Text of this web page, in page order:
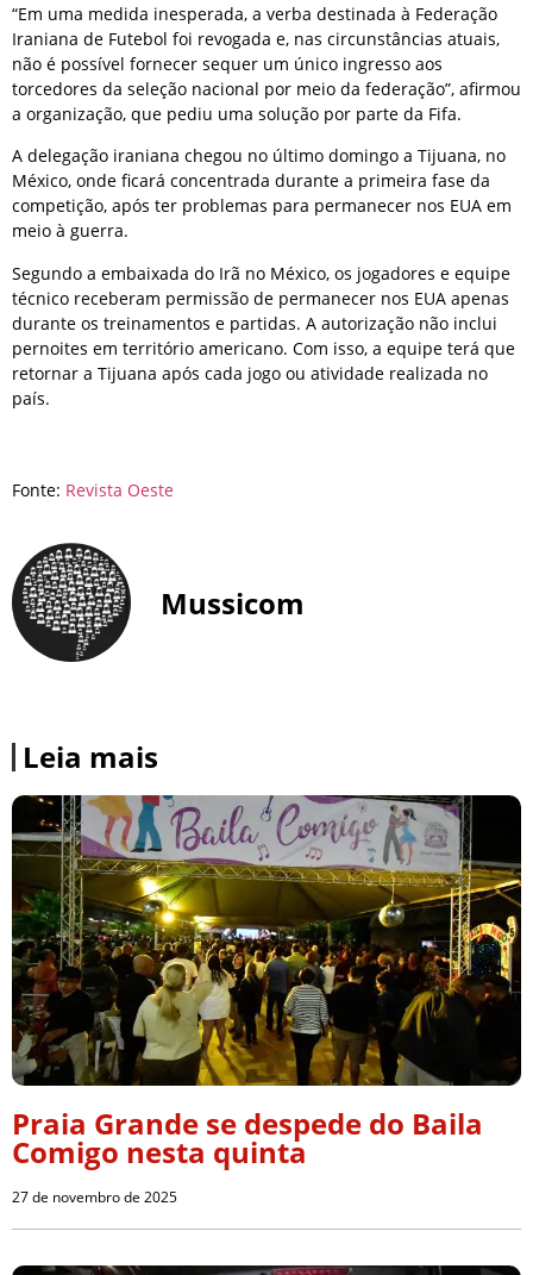
“Em uma medida inesperada, a verba destinada à Federação
Iraniana de Futebol foi revogada e, nas circunstâncias atuais,
não é possível fornecer sequer um único ingresso aos
torcedores da seleção nacional por meio da federação”, afirmou
a organização, que pediu uma solução por parte da Fifa.
A delegação iraniana chegou no último domingo a Tijuana, no
México, onde ficará concentrada durante a primeira fase da
competição, após ter problemas para permanecer nos EUA em
meio à guerra.
Segundo a embaixada do Irã no México, os jogadores e equipe
técnico receberam permissão de permanecer nos EUA apenas
durante os treinamentos e partidas. A autorização não inclui
pernoites em território americano. Com isso, a equipe terá que
retornar a Tijuana após cada jogo ou atividade realizada no
país.
Fonte: Revista Oeste
Mussicom
Leia mais
Praia Grande se despede do Baila
Comigo nesta quinta
27 de novembro de 2025